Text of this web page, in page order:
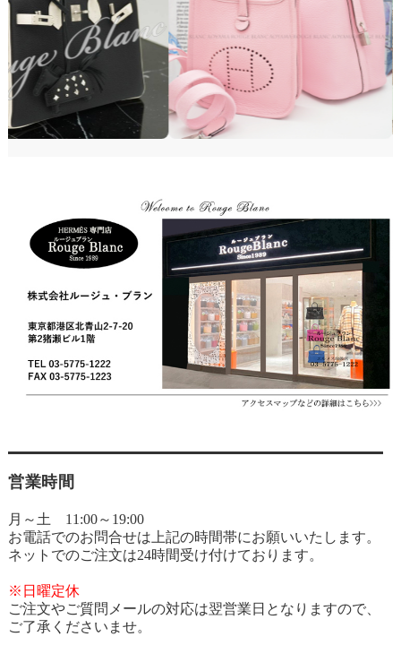
営業時間
月～土 11:00～19:00
お電話でのお問合せは上記の時間帯にお願いいたします。
ネットでのご注文は24時間受け付けております。
※日曜定休
ご注文やご質問メールの対応は翌営業日となりますので、
ご了承くださいませ。